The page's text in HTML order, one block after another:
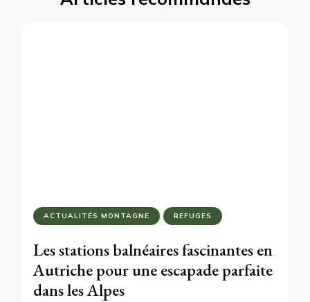
ACTUALITÉS MONTAGNE REFUGES
Les stations balnéaires fascinantes en
Autriche pour une escapade parfaite
dans les Alpes